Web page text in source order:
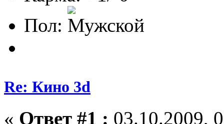
Пол:
Re: Кино 3d
« Ответ #1 : 03.10.2009,